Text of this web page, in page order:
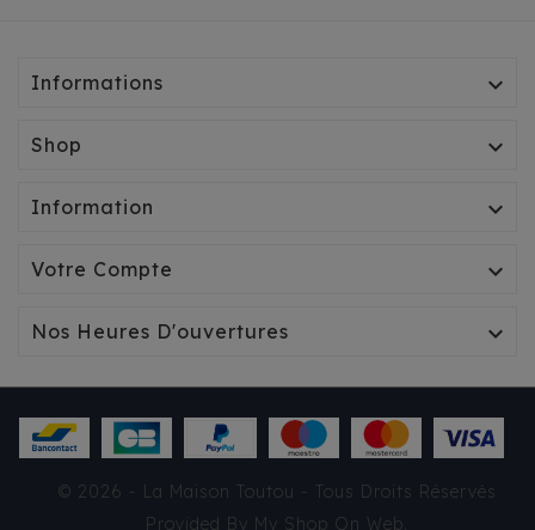
Informations 
Shop 
Information 
Votre Compte 
Nos Heures D'ouvertures 
© 2026 - La Maison Toutou - Tous Droits Réservés
Provided By My Shop On Web